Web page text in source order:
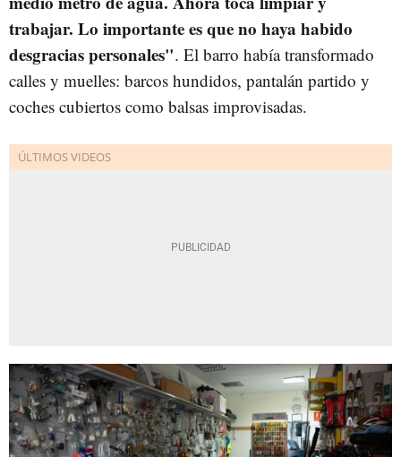
trabajar. Lo importante es que no haya habido
desgracias personales". El barro había transformado
calles y muelles: barcos hundidos, pantalán partido y
coches cubiertos como balsas improvisadas.